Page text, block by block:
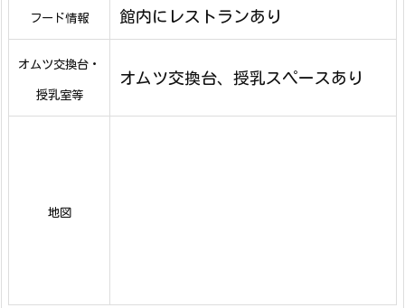
フード情報 館内にレストランあり
オムツ交換台・
授乳室等
オムツ交換台、授乳スペースあり
地図